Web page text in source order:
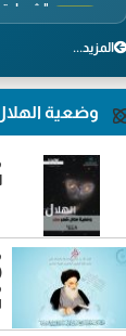
"شهادة
(50 هـ)."
سنة(35هـ)"
"شهادة
ياسر،سنة(37هـ) في
"واقعة
14 "شهادة
17
"شهادة
20
"ورود
كربلاء ، سنة
المزید...
وضعية